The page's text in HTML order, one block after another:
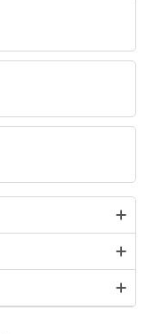
cổng kết nối thông
HDMI 2.0, VGAgiúp
nét. Cùng với tấm nền